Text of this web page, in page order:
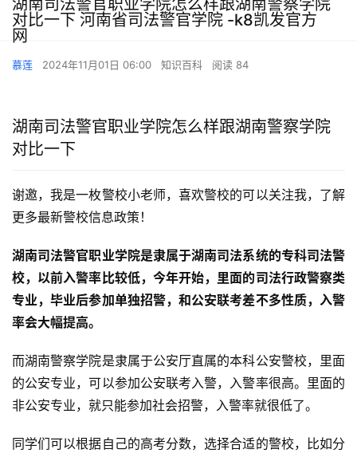
湖南司法警官职业学院怎么样跟湖南警察学院
对比一下 河南省司法警官学院 -k8凯发官方
网
慕莲 2024年11月01日 06:00 知识百科 阅读 84
湖南司法警官职业学院怎么样跟湖南警察学院
对比一下
谢邀，我是一枚警校小老师，喜欢警校的可以关注我，了解
更多最新警校信息政策！
湖南司法警官职业学院是隶属于湖南司法系统的专科司法警
校，以前入警率比较低，今年开始，里面的司法行政警察类
专业，毕业后参加单独招警，和公安联考差不多性质，入警
率会大幅提高。
而湖南警察学院是隶属于公安厅直属的本科公安警校，里面
的公安专业，可以参加公安联考入警，入警率很高。里面的
非公安专业，就只能参加社会招警，入警率就很低了。
同学们可以根据自己的高考分数，选择合适的警校，比如分